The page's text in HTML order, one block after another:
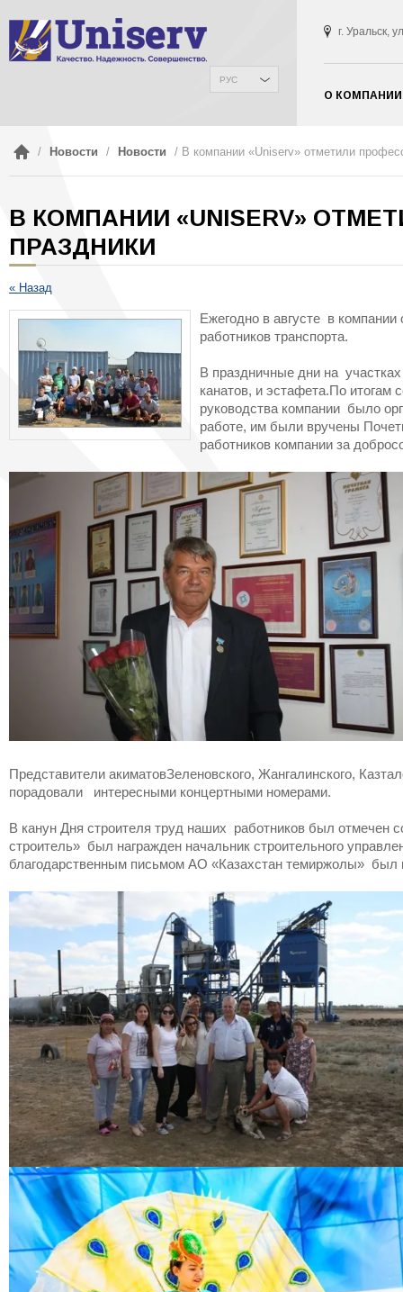
РУС
г. Уральск,
О КОМПАНИИ
/ Новости / Новости / В компании «Uniserv» отметили
В КОМПАНИИ «UNISERV»
ПРАЗДНИКИ
« Назад
Ежегодно в августе в
работников транспорта.
В праздничные дни на
канатов, и эстафета.По
руководства компании было
работе, им были вручены
работников компании за
Представители акиматовЗеленовского, Жангалинского,
порадовали интересными концертными номерами.
В канун Дня строителя труд наших работников был отмечен
строитель» был награжден начальник строительного
благодарственным письмом АО «Казахстан темиржолы» был